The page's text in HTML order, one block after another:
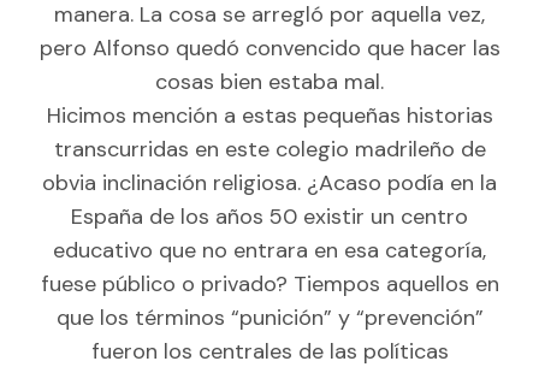
manera. La cosa se arregló por aquella vez,
pero Alfonso quedó convencido que hacer las
cosas bien estaba mal.
Hicimos mención a estas pequeñas historias
transcurridas en este colegio madrileño de
obvia inclinación religiosa. ¿Acaso podía en la
España de los años 50 existir un centro
educativo que no entrara en esa categoría,
fuese público o privado? Tiempos aquellos en
que los términos “punición” y “prevención”
fueron los centrales de las políticas